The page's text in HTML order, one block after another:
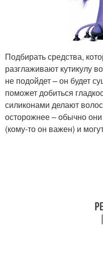
Подбирать средства,
разглаживают кутикулу
не подойдет – он будет
поможет добиться
силиконами делают
осторожнее – обычно
(кому-то он важен) и